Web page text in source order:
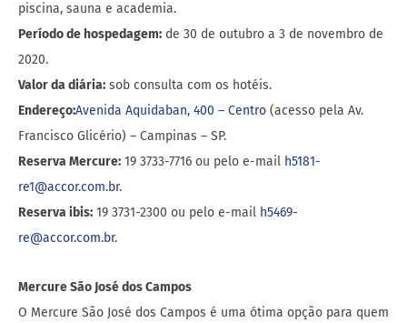
piscina, sauna e academia.
Período de hospedagem: de 30 de outubro a 3 de novembro de
2020.
Valor da diária: sob consulta com os hotéis.
Endereço:Avenida Aquidaban, 400 – Centro (acesso pela Av.
Francisco Glicério) – Campinas – SP.
Reserva Mercure: 19 3733-7716 ou pelo e-mail h5181-
re1@accor.com.br.
Reserva ibis: 19 3731-2300 ou pelo e-mail h5469-
re@accor.com.br.
Mercure São José dos Campos
O Mercure São José dos Campos é uma ótima opção para quem